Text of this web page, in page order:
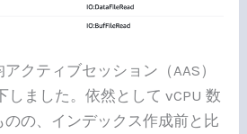
クティブセッション（AAS）
ました。依然として vCPU 数
のの、インデックス作成前と比